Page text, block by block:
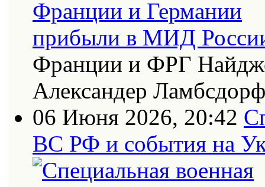
Франции и ФРГ
Александер
06 Июня 2026, 20:42
ВС РФ и события на